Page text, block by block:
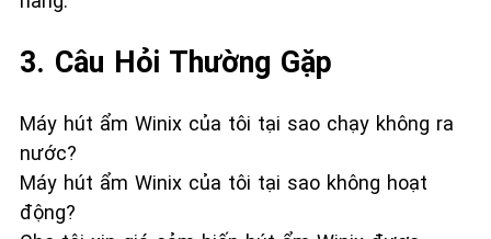
3. Câu Hỏi Thường Gặp
Máy hút ẩm Winix của tôi tại sao chạy không ra
nước?
Máy hút ẩm Winix của tôi tại sao không hoạt
động?